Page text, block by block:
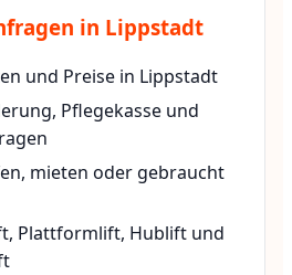
in Lippstadt
und Preise in Lippstadt
Pflegekasse und
mieten oder gebraucht
Plattformlift, Hublift und